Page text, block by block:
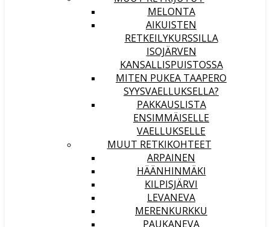
MELONTA
AIKUISTEN
RETKEILYKURSSILLA
ISOJÄRVEN
KANSALLISPUISTOSSA
MITEN PUKEA TAAPERO
SYYSVAELLUKSELLA?
PAKKAUSLISTA
ENSIMMÄISELLE
VAELLUKSELLE
MUUT RETKIKOHTEET
ARPAINEN
HÄÄNHINMÄKI
KILPISJÄRVI
LEVANEVA
MERENKURKKU
PAUKANEVA